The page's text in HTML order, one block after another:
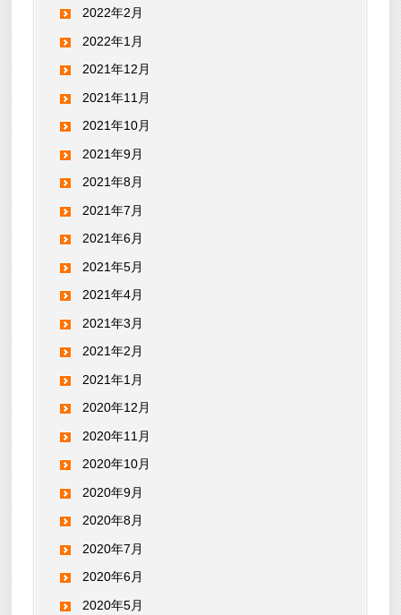
2022年2月
2022年1月
2021年12月
2021年11月
2021年10月
2021年9月
2021年8月
2021年7月
2021年6月
2021年5月
2021年4月
2021年3月
2021年2月
2021年1月
2020年12月
2020年11月
2020年10月
2020年9月
2020年8月
2020年7月
2020年6月
2020年5月